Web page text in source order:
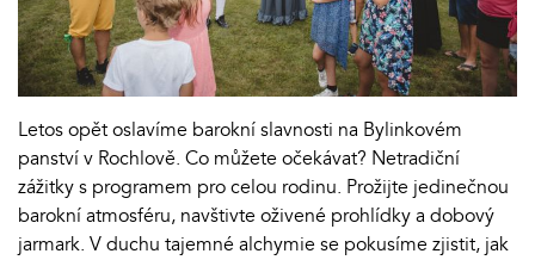
Letos opět oslavíme barokní slavnosti na Bylinkovém
panství v Rochlově. Co můžete očekávat? Netradiční
zážitky s programem pro celou rodinu. Prožijte jedinečnou
barokní atmosféru, navštivte oživené prohlídky a dobový
jarmark. V duchu tajemné alchymie se pokusíme zjistit, jak